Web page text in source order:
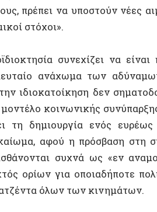
συχνά ως «εν αναμονή»
ορίων για οποιαδήποτε πολιτική
όλων των κινημάτων.
νέα γενιά καταδικασμένη στη
και πρακτικών γύρω από
Πόλη/Δημόσιος χώρος Στέγαση